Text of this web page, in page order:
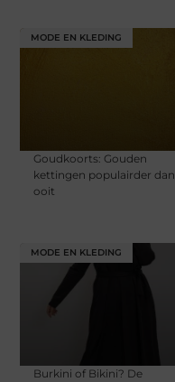
MODE EN KLEDING
Goudkoorts: Gouden
kettingen populairder dan
ooit
MODE EN KLEDING
Burkini of Bikini? De